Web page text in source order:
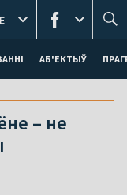
АБ'ЕКТЫЎ
– не